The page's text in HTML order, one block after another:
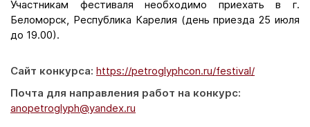
Участникам фестиваля необходимо приехать в г.
Беломорск, Республика Карелия (день приезда 25 июля
до 19.00).
Сайт конкурса: https://petroglyphcon.ru/festival/
Почта для направления работ на конкурс:
anopetroglyph@yandex.ru